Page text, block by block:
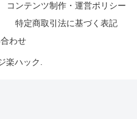
コンテンツ制作・運営ポリシー
特定商取引法に基づく表記
わせ
楽ハック.